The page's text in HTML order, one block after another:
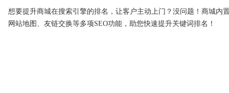
想要提升商城在搜索引擎的排名，让客户主动上门？没问题！商城内
网站地图、友链交换等多项SEO功能，助您快速提升关键词排名！